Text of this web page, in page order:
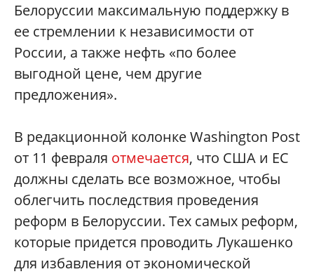
Белоруссии максимальную поддержку в
ее стремлении к независимости от
России, а также нефть «по более
выгодной цене, чем другие
предложения».
В редакционной колонке Washington Post
от 11 февраля отмечается, что США и ЕС
должны сделать все возможное, чтобы
облегчить последствия проведения
реформ в Белоруссии. Тех самых реформ,
которые придется проводить Лукашенко
для избавления от экономической